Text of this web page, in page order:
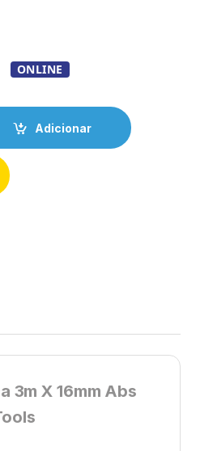
ONLINE
Adicionar
3m X 16mm Abs